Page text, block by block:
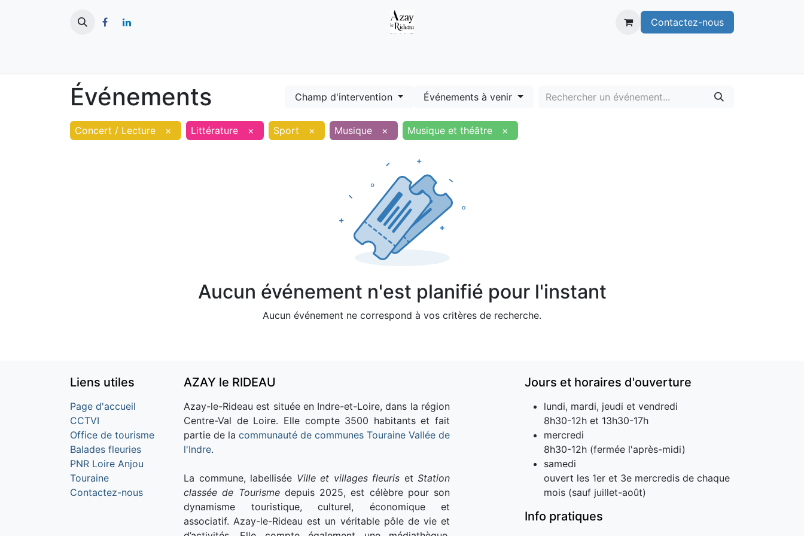
Contactez-nous
Événements Champ d'intervention Événements à venir
Concert / Lecture × Littérature × Sport × Musique × Musique et théâtre ×
Aucun événement n'est planifié pour l'instant
Aucun événement ne correspond à vos critères de recherche.
Liens utiles
Page d'accueil
CCTVI
Office de tourisme
Balades fleuries
PNR Loire Anjou
Touraine
Contactez-nous
AZAY le RIDEAU
Azay-le-Rideau est située en Indre-et-Loire, dans la région
Centre-Val de Loire. Elle compte 3500 habitants et fait
partie de la communauté de communes Touraine Vallée de
l'Indre.
La commune, labellisée Ville et villages fleuris et Station
classée de Tourismedepuis 2025, est célèbre pour son
dynamisme touristique, culturel, économique et
associatif. Azay-le-Rideau est un véritable pôle de vie et
Jours et horaires d'ouverture
lundi, mardi, jeudi et vendredi
8h30-12h et 13h30-17h
mercredi
8h30-12h (fermée l'après-midi)
samedi
ouvert les 1er et 3e mercredis de chaque
mois (sauf juillet-août)
Info pratiques